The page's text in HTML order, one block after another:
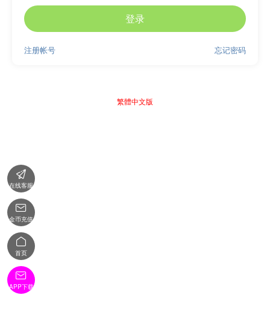
登录
忘记密码
注册帐号
繁體中文版

在线客服

金币充值

首页

APP下载